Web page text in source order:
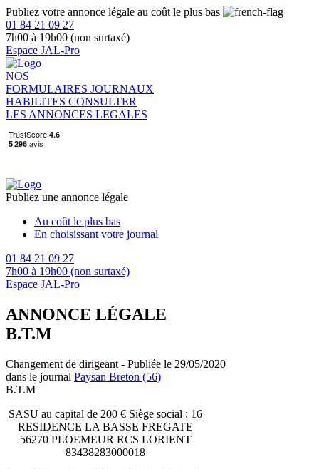
Publiez votre annonce légale au coût le plus bas
01 84 21 09 27
7h00 à 19h00 (non surtaxé)
Espace JAL-Pro
NOS
FORMULAIRES JOURNAUX
HABILITES CONSULTER
LES ANNONCES LEGALES
Publiez une annonce légale
Au coût le plus bas
En choisissant votre journal
01 84 21 09 27
7h00 à 19h00 (non surtaxé)
Espace JAL-Pro
ANNONCE LÉGALE
B.T.M
Changement de dirigeant - Publiée le 29/05/2020
dans le journal Paysan Breton (56)
B.T.M
SASU au capital de 200 € Siège social : 16
RESIDENCE LA BASSE FREGATE
56270 PLOEMEUR RCS LORIENT
83438283000018